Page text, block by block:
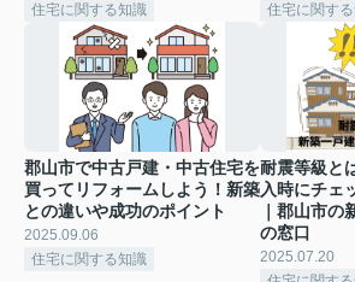
住宅に関する知識
住宅に関す
郡山市で中古戸建・中古住宅を
買ってリフォームしよう！新築
との違いや成功のポイント
2025.09.06
住宅に関する知識
耐震等級と
入時にチェ
｜郡山市の
の窓口
2025.07.20